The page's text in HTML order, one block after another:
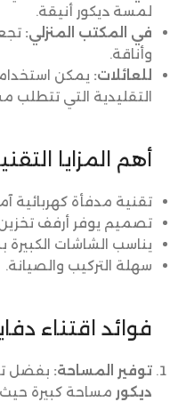
لمسة ديكور أنيقة.
في المكتب المنزلي:
وأناقة.
للعائلات: يمكن
التقليدية التي تتطلب
أهم المزايا
تقنية مدفأة كهربائية
تصميم يوفر أرفف
يناسب الشاشات
سهلة التركيب والصيانة.
فوائد اقتناء
توفير المساحة: بفضل
ديكور مساحة كبيرة حيث